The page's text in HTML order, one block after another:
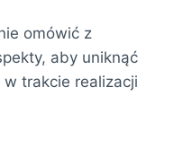
omówić z
aby uniknąć
trakcie realizacji